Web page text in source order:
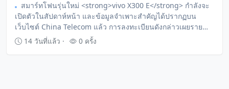
สมาร์ทโฟนรุ่นใหม่ <strong>vivo X300 E</strong> กำลังจะ
เปิดตัวในสัปดาห์หน้า และข้อมูลจำเพาะสำคัญได้ปรากฏบน
เว็บไซต์ China Telecom แล้ว การลงทะเบียนดังกล่าวเผยราย
ละเอียดเกี่ยวกับชิปเซ็ต Snapdragon 8 Gen 5 แบตเตอรี่ขนาด
14 วันที่แล้ว · 0 ครั้ง